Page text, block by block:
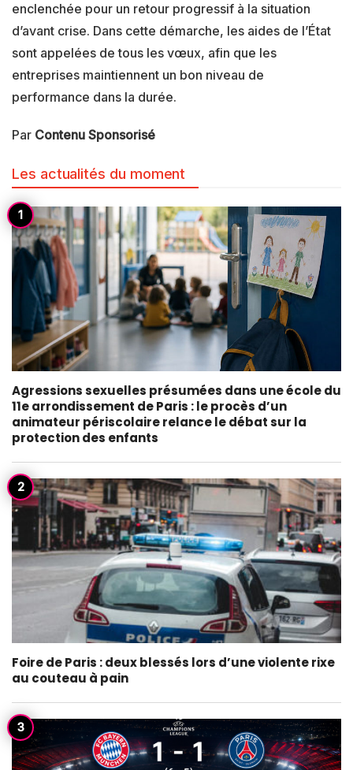
enclenchée pour un retour progressif à la situation
d’avant crise. Dans cette démarche, les aides de l’État
sont appelées de tous les vœux, afin que les
entreprises maintiennent un bon niveau de
performance dans la durée.
Par Contenu Sponsorisé
Les actualités du moment
Agressions sexuelles présumées dans une école du
11e arrondissement de Paris : le procès d’un
animateur périscolaire relance le débat sur la
protection des enfants
Foire de Paris : deux blessés lors d’une violente rixe
au couteau à pain